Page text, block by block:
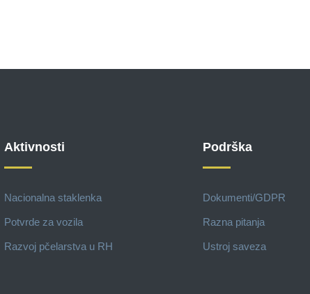
Aktivnosti
Nacionalna staklenka
Potvrde za vozila
Razvoj pčelarstva u RH
Podrška
Dokumenti/GDPR
Razna pitanja
Ustroj saveza